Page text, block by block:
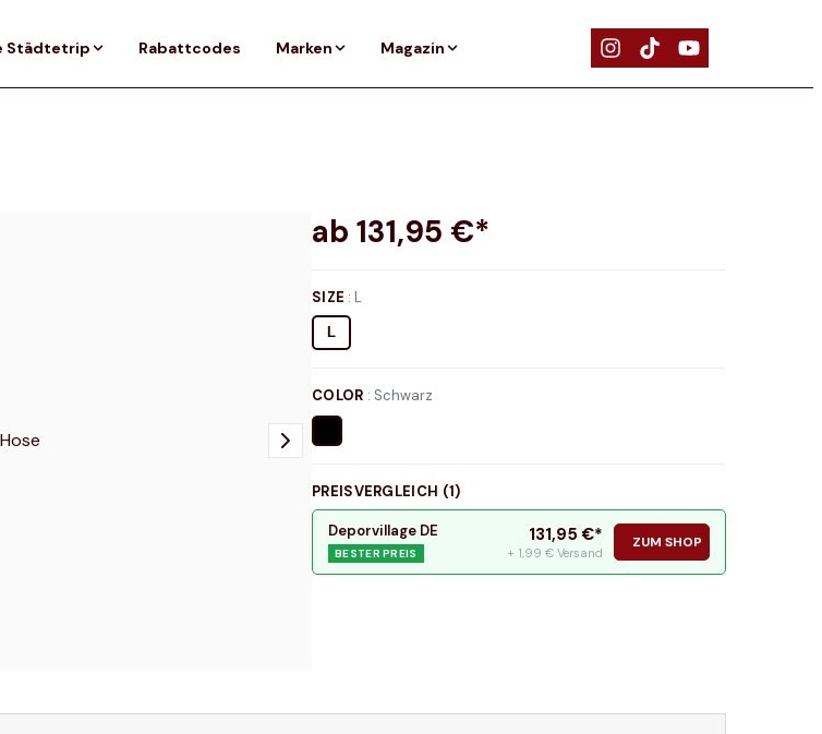
Städtetrip Rabattcodes Marken Magazin
ab 131,95 €*
SIZE : L
L
COLOR : Schwarz
PREISVERGLEICH (1)
Deporvillage DE
BESTER PREIS
131,95 €*
+ 1,99 € Versand
ZUM SHOP